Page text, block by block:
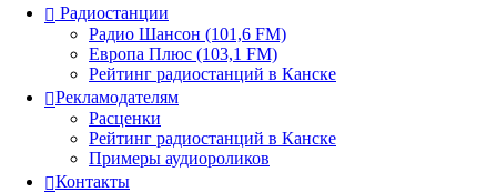
Радиостанции
Радио Шансон (101,6 FM)
Европа Плюс (103,1 FM)
Рейтинг радиостанций в Канске
Рекламодателям
Расценки
Рейтинг радиостанций в Канске
Примеры аудиороликов
Контакты